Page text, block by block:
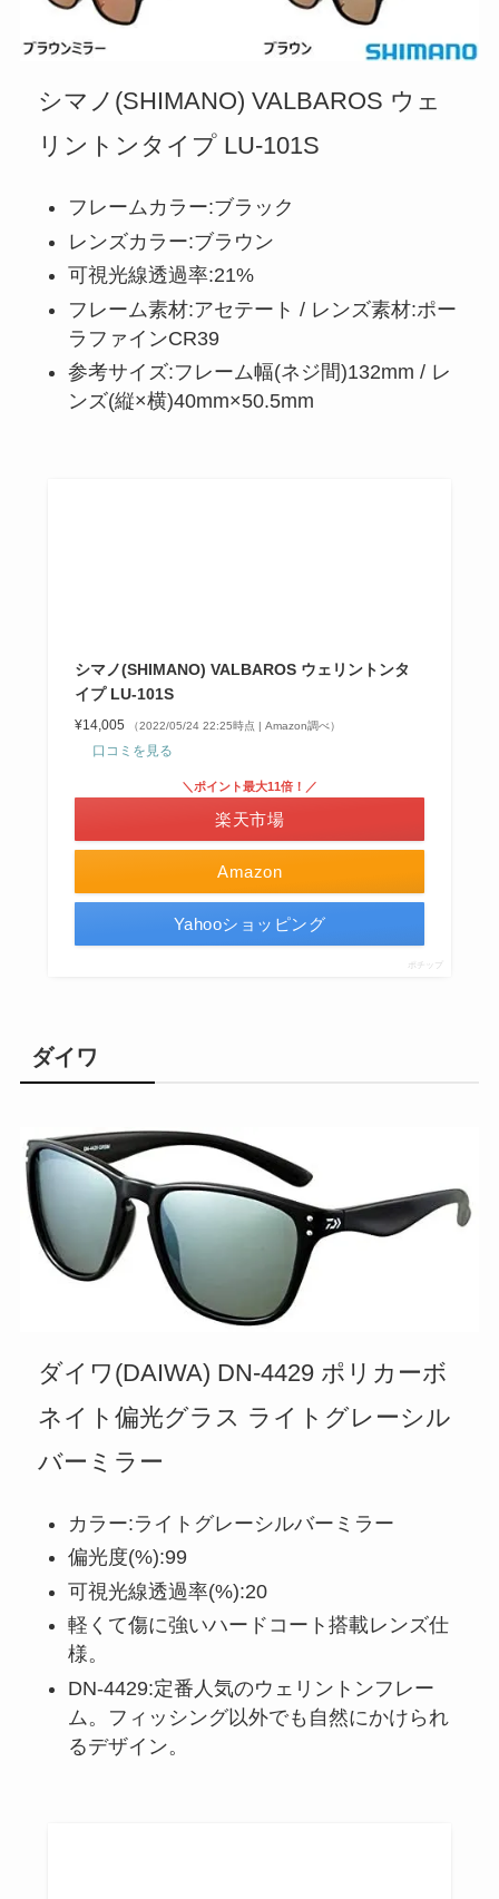
シマノ(SHIMANO) VALBAROS ウェ
リントンタイプ LU-101S
フレームカラー:ブラック
レンズカラー:ブラウン
可視光線透過率:21%
フレーム素材:アセテート / レンズ素材:ポー
ラファインCR39
参考サイズ:フレーム幅(ネジ間)132mm / レ
ンズ(縦×横)40mm×50.5mm
シマノ(SHIMANO) VALBAROS ウェリントンタ
イプ LU-101S
¥14,005 （2022/05/24 22:25時点 | Amazon調べ）
口コミを見る
Amazon
＼ポイント最大11倍！／
楽天市場
Yahooショッピング
ポチップ
ダイワ
ダイワ(DAIWA) DN-4429 ポリカーボ
ネイト偏光グラス ライトグレーシル
バーミラー
カラー:ライトグレーシルバーミラー
偏光度(%):99
可視光線透過率(%):20
軽くて傷に強いハードコート搭載レンズ仕
様。
DN-4429:定番人気のウェリントンフレー
ム。フィッシング以外でも自然にかけられ
るデザイン。